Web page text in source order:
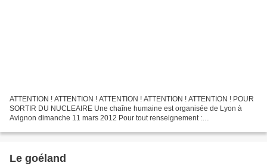
ATTENTION ! ATTENTION ! ATTENTION ! ATTENTION ! ATTENTION ! POUR
SORTIR DU NUCLEAIRE Une chaîne humaine est organisée de Lyon à
Avignon dimanche 11 mars 2012 Pour tout renseignement :
Le goéland